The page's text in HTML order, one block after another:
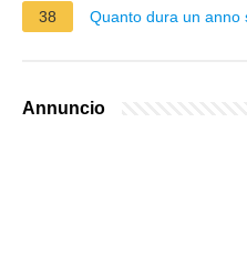
38 Quanto dura un anno
Annuncio